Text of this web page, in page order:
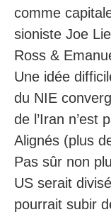
comme
sioniste Joe
Ross &
Une idée
du NIE
de l’Iran n’est
Alignés (plus
Pas sûr non
US serait
pourrait subir